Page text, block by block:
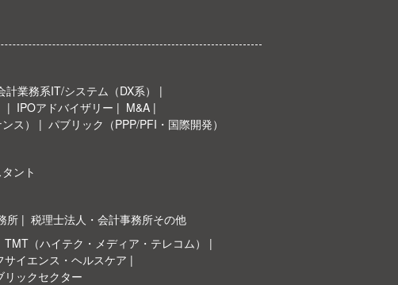
計業務系IT/システム（DX系）
IPOアドバイザリー
M&A
ス）
パブリック（PPP/PFI・国際開発）
ント
所 税理士法人・会計事務所その他
TMT（ハイテク・メディア・テレコム）
サイエンス・ヘルスケア
リックセクター